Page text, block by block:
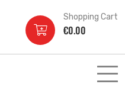
Shopping Cart
€0.00